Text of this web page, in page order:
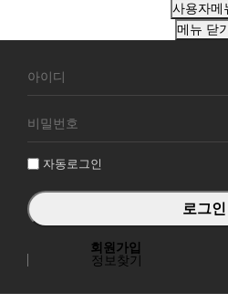
사용자메
메뉴 닫
원
그
자동로그인
회원가입
정보찾기